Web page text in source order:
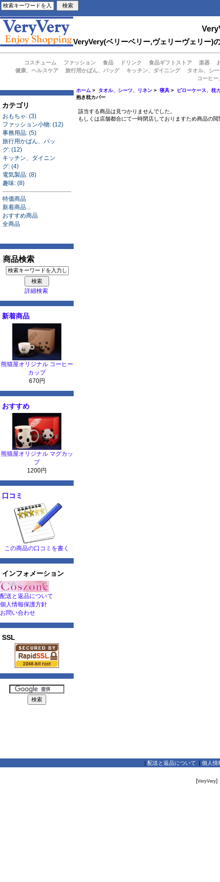
VeryVery(ベリーベリー,ヴェリーヴェリー)
コスチューム ファッション 食品 ドリンク 食品ギフトストア 楽器
健康、ヘルスケア
旅行用かばん、バッグ キッチン、ダイニング
タオル、シ
コーヒ
カテゴリ
おもちゃ: (3)
ファッション小物: (12)
事務用品: (5)
旅行用かばん、バッ
グ: (12)
キッチン、ダイニン
グ: (4)
電気製品: (8)
趣味: (8)
特価商品
新着商品...
おすすめ商品
全商品
商品検索
詳細検索
新着商品
熊猫屋オリジナル コーヒー
カップ
670円
おすすめ
熊猫屋オリジナル マグカッ
プ
1200円
口コミ
この商品の口コミを書く
インフォメーション
配送と返品について
個人情報保護方針
お問い合わせ
SSL
ホーム > タオル、シーツ、リネン >寝具 >
ピローケース、枕
抱き枕カバー
該当する商品は見つかりませんでした。
もしくは店舗都合にて一時閉店しておりますため商品の
配送と返品について 個人情
[VeryVery]